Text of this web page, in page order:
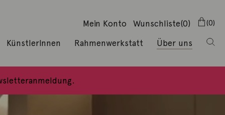
Mein Konto (0)
Wunschliste 0
KünstlerInnen Rahmenwerkstatt Über uns